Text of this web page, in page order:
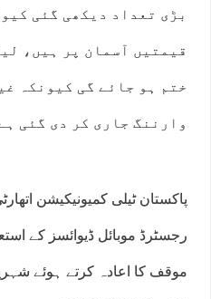
بڑی تعداد دیکھی گئی
قیمتیں آسمان پر ہیں،
ختم ہو جائے گی کیونکہ
وارننگ جاری کر دی گئی
پاکستان ٹیلی کمیونیکیشن
رجسٹرڈ موبائل ڈیوائسز کے
موقف کا اعادہ کرتے ہوئے